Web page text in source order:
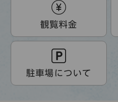
観覧料金
駐車場について